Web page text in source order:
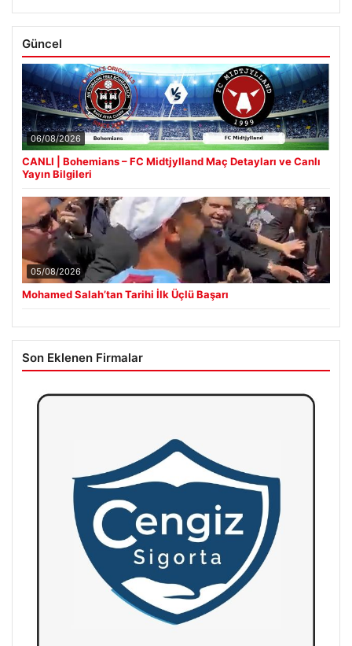
Güncel
06/08/2026
CANLI | Bohemians – FC Midtjylland Maç Detayları ve Canlı
Yayın Bilgileri
05/08/2026
Mohamed Salah’tan Tarihi İlk Üçlü Başarı
Son Eklenen Firmalar